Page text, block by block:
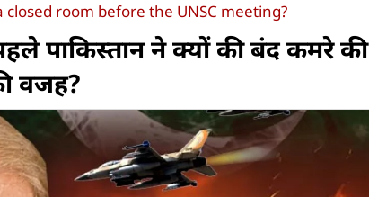
room before the UNSC meeting?
पाकिस्तान ने क्यों की बंद कमरे की
वजह?